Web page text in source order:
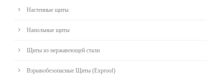
Настенные щиты
Напольные щиты
Щиты из нержавеющей стали
Взрывобезопасные Щиты (Exproof)